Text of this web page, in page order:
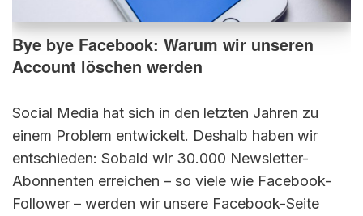
Bye bye Facebook: Warum wir unseren
Account löschen werden
Social Media hat sich in den letzten Jahren zu
einem Problem entwickelt. Deshalb haben wir
entschieden: Sobald wir 30.000 Newsletter-
Abonnenten erreichen – so viele wie Facebook-
Follower – werden wir unsere Facebook-Seite